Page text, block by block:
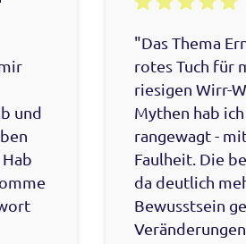
und
"Das Thema
rotes Tuch für
riesigen Wirr-
Mythen hab
rangewagt -
Faulheit. Die
da deutlich
Bewusstsein